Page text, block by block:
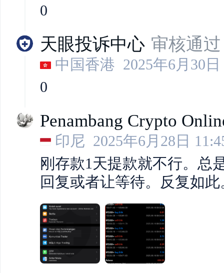
0
天眼投诉中心 审核通过
中国香港 2025年6月30日
0
Penambang Crypto
印尼 2025年6月28日
刚存款1天提款就不行。总
回复或者让等待。反复如